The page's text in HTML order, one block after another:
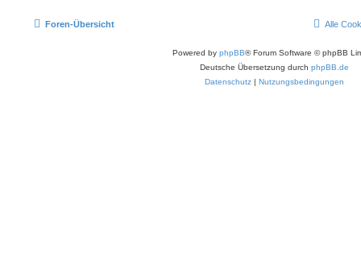
Foren-Übersicht Alle
Powered by phpBB® Forum Software © phpBB
Deutsche Übersetzung durch phpBB.de
Datenschutz | Nutzungsbedingungen